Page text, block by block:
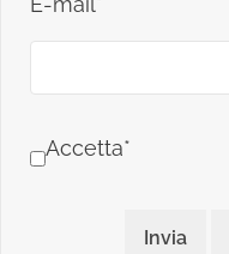
Accetta*
Invia